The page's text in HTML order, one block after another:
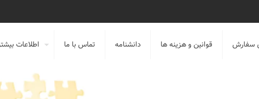
سفارش قوانین و هزینه ها دانشنامه تماس با ما اطلاعات